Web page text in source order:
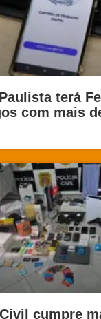
terá
com mais
cumpre